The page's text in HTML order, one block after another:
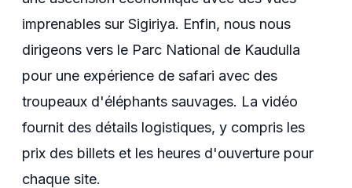
imprenables sur Sigiriya. Enfin, nous nous
dirigeons vers le Parc National de Kaudulla
pour une expérience de safari avec des
troupeaux d'éléphants sauvages. La vidéo
fournit des détails logistiques, y compris les
prix des billets et les heures d'ouverture pour
chaque site.